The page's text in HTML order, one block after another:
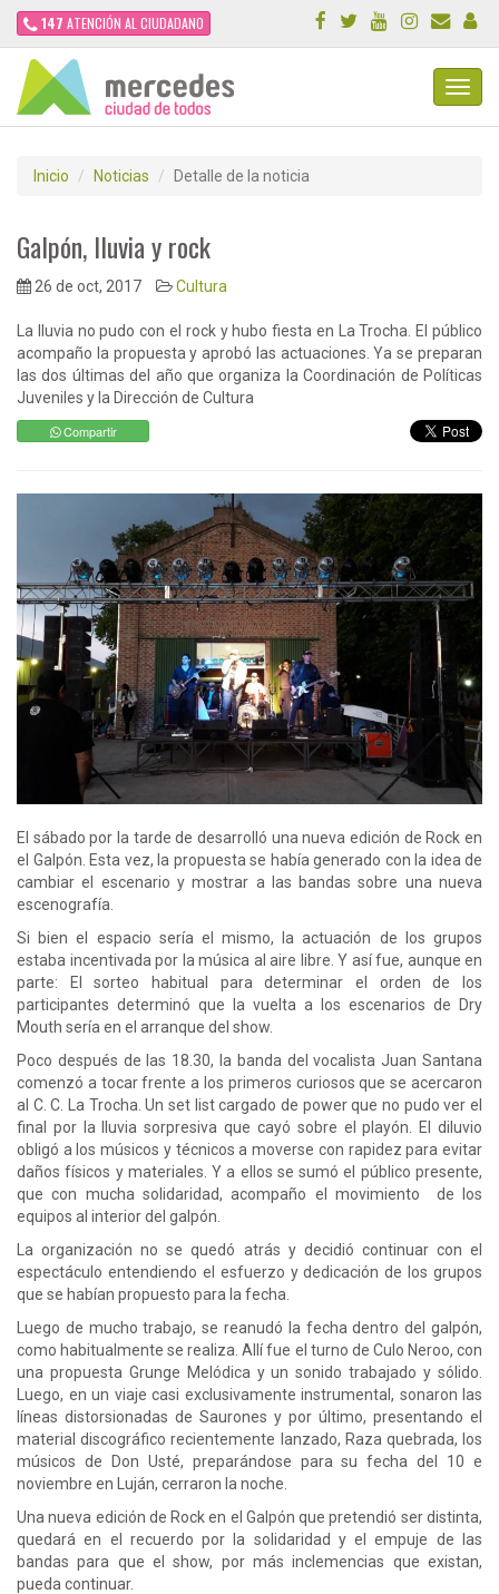
147 ATENCIÓN AL CIUDADANO
Inicio Noticias Detalle de la noticia
Galpón, lluvia y rock
26 de oct, 2017 Cultura
La lluvia no pudo con el rock y hubo fiesta en La Trocha. El público
acompaño la propuesta y aprobó las actuaciones. Ya se preparan
las dos últimas del año que organiza la Coordinación de Políticas
Juveniles y la Dirección de Cultura
Compartir
El sábado por la tarde de desarrolló una nueva edición de Rock en
el Galpón. Esta vez, la propuesta se había generado con la idea de
cambiar el escenario y mostrar a las bandas sobre una nueva
escenografía.
Si bien el espacio sería el mismo, la actuación de los grupos
estaba incentivada por la música al aire libre. Y así fue, aunque en
parte: El sorteo habitual para determinar el orden de los
participantes determinó que la vuelta a los escenarios de Dry
Mouth sería en el arranque del show.
Poco después de las 18.30, la banda del vocalista Juan Santana
comenzó a tocar frente a los primeros curiosos que se acercaron
al C. C. La Trocha. Un set list cargado de power que no pudo ver el
final por la lluvia sorpresiva que cayó sobre el playón. El diluvio
obligó a los músicos y técnicos a moverse con rapidez para evitar
daños físicos y materiales. Y a ellos se sumó el público presente,
que con mucha solidaridad, acompaño el movimiento de los
equipos al interior del galpón.
La organización no se quedó atrás y decidió continuar con el
espectáculo entendiendo el esfuerzo y dedicación de los grupos
que se habían propuesto para la fecha.
Luego de mucho trabajo, se reanudó la fecha dentro del galpón,
como habitualmente se realiza. Allí fue el turno de Culo Neroo, con
una propuesta Grunge Melódica y un sonido trabajado y sólido.
Luego, en un viaje casi exclusivamente instrumental, sonaron las
líneas distorsionadas de Saurones y por último, presentando el
material discográfico recientemente lanzado, Raza quebrada, los
músicos de Don Usté, preparándose para su fecha del 10 e
noviembre en Luján, cerraron la noche.
Una nueva edición de Rock en el Galpón que pretendió ser distinta,
quedará en el recuerdo por la solidaridad y el empuje de las
bandas para que el show, por más inclemencias que existan,
pueda continuar.